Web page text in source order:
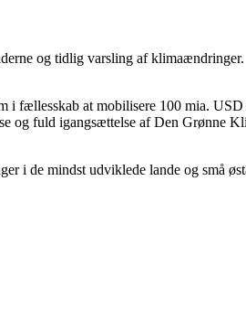
og tidlig varsling af klimaændringer.
i fællesskab at mobilisere 100 mia.
og fuld igangsættelse af Den Grønne
i de mindst udviklede lande og små